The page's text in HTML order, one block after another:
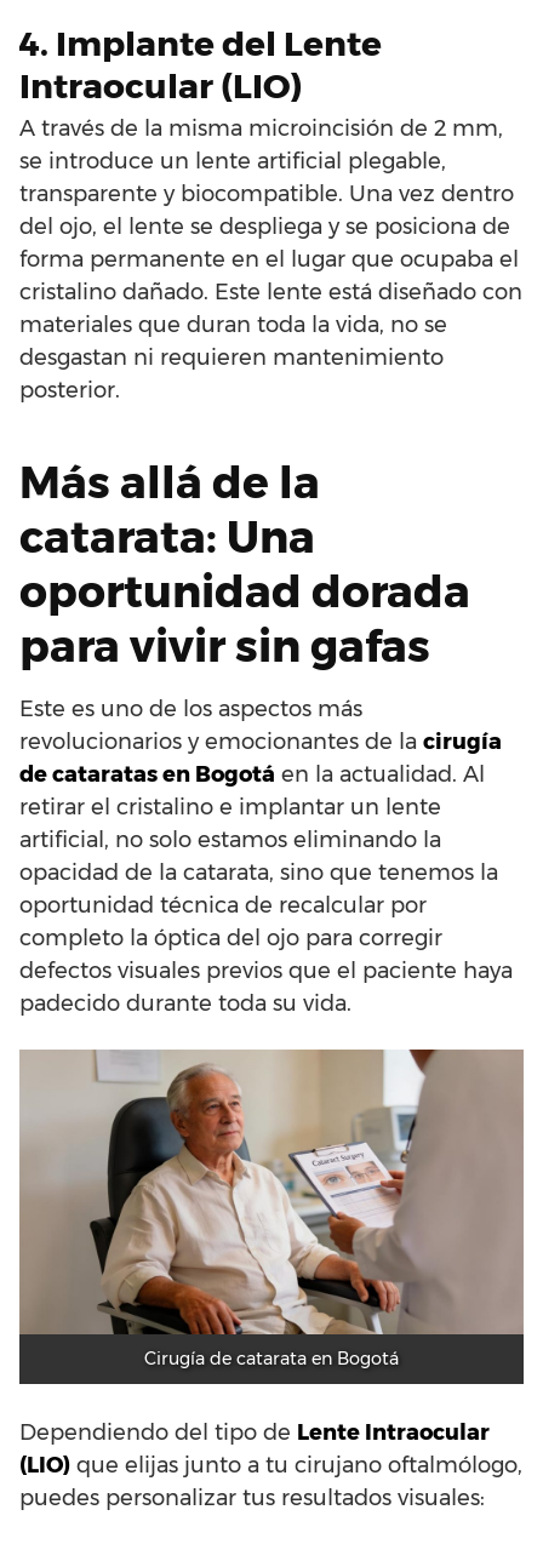
4. Implante del Lente
Intraocular (LIO)
A través de la misma microincisión de 2 mm,
se introduce un lente artificial plegable,
transparente y biocompatible. Una vez dentro
del ojo, el lente se despliega y se posiciona de
forma permanente en el lugar que ocupaba el
cristalino dañado. Este lente está diseñado con
materiales que duran toda la vida, no se
desgastan ni requieren mantenimiento
posterior.
Más allá de la
catarata: Una
oportunidad dorada
para vivir sin gafas
Este es uno de los aspectos más
revolucionarios y emocionantes de la cirugía
de cataratas en Bogotá en la actualidad. Al
retirar el cristalino e implantar un lente
artificial, no solo estamos eliminando la
opacidad de la catarata, sino que tenemos la
oportunidad técnica de recalcular por
completo la óptica del ojo para corregir
defectos visuales previos que el paciente haya
padecido durante toda su vida.
Cirugía de catarata en Bogotá
Dependiendo del tipo de Lente Intraocular
(LIO) que elijas junto a tu cirujano oftalmólogo,
puedes personalizar tus resultados visuales: